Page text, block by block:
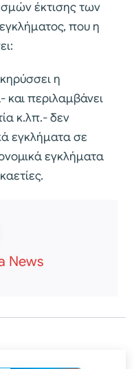
έκτισης των
που η
η
και περιλαμβάνει
κ.λπ.- δεν
εγκλήματα σε
εγκλήματα
News